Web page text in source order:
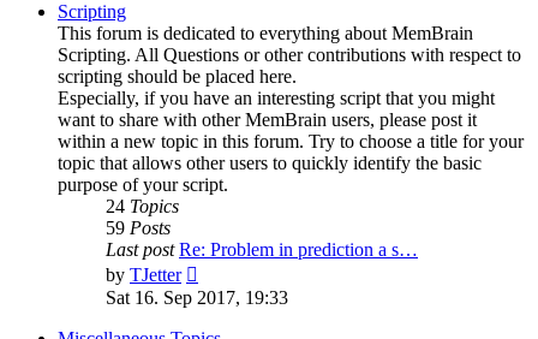
Scripting
This forum is dedicated to everything about MemBrain
Scripting. All Questions or other contributions with respect to
scripting should be placed here.
Especially, if you have an interesting script that you might
want to share with other MemBrain users, please post it
within a new topic in this forum. Try to choose a title for your
topic that allows other users to quickly identify the basic
purpose of your script.
24 Topics
59 Posts
Last post Re: Problem in prediction a s…
by TJetter
the
Sat 16. Sep 2017, 19:33